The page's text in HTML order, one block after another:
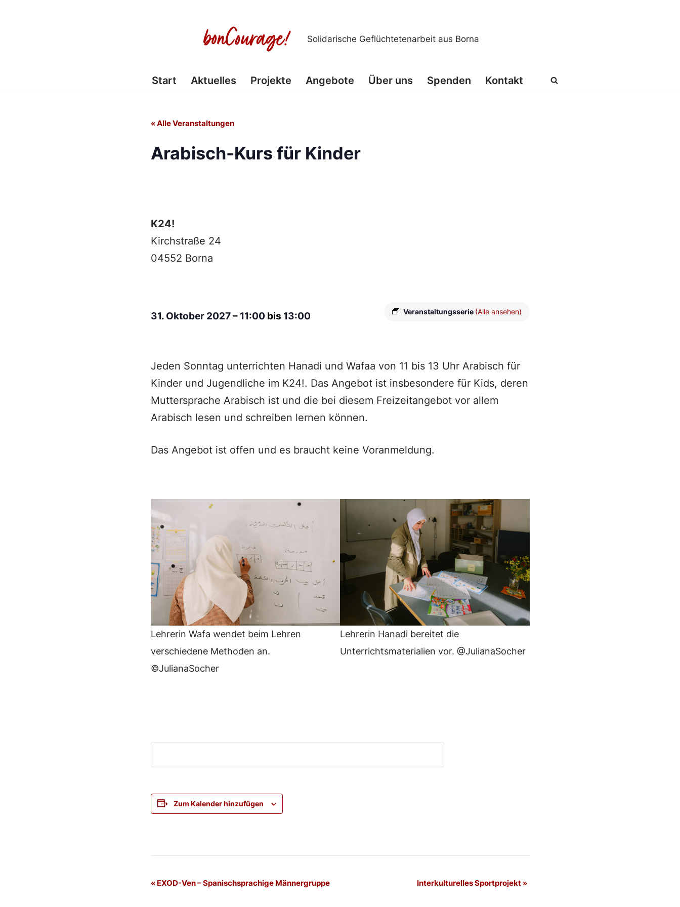
Solidarische Geflüchtetenarbeit aus Borna
Start Aktuelles Projekte Angebote Über uns Spenden Kontakt
« Alle Veranstaltungen
Arabisch-Kurs für Kinder
K24!
Kirchstraße 24
04552 Borna
Veranstaltungsserie (Alle ansehen)
31. Oktober 2027– 11:00 bis 13:00
Jeden Sonntag unterrichten Hanadi und Wafaa von 11 bis 13 Uhr Arabisch für
Kinder und Jugendliche im K24!. Das Angebot ist insbesondere für Kids, deren
Muttersprache Arabisch ist und die bei diesem Freizeitangebot vor allem
Arabisch lesen und schreiben lernen können.
Das Angebot ist offen und es braucht keine Voranmeldung.
Lehrerin Wafa wendet beim Lehren
verschiedene Methoden an.
©JulianaSocher
Lehrerin Hanadi bereitet die
Unterrichtsmaterialien vor. @JulianaSocher
Zum Kalender hinzufügen
Veranstaltung-
«EXOD-Ven – Spanischsprachige Männergruppe Interkulturelles Sportprojekt »